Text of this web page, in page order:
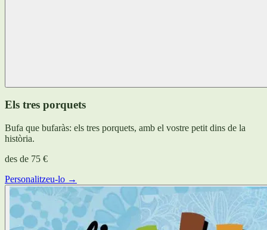
Els tres porquets
Bufa que bufaràs: els tres porquets, amb el vostre petit dins de la
història.
des de 75 €
Personalitzeu-lo →